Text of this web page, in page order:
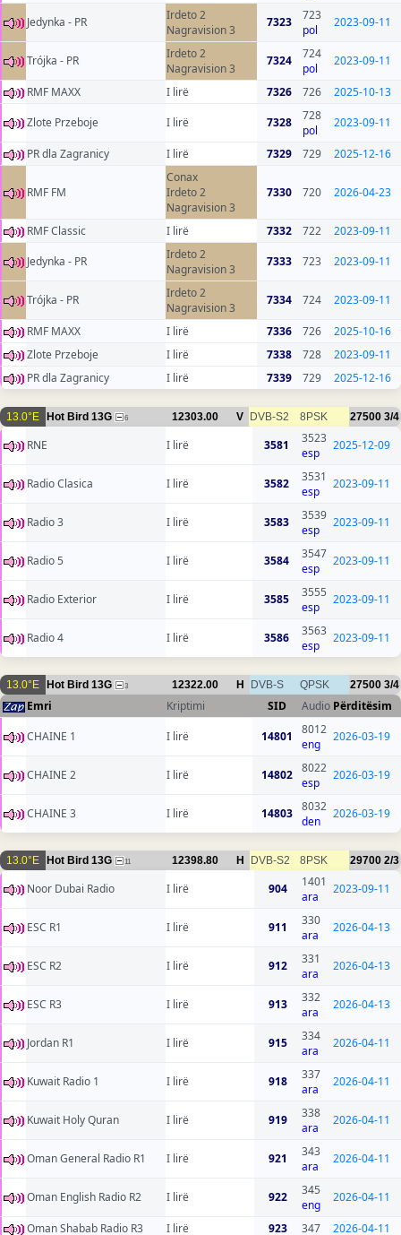
Jedynka - PR
Irdeto 2
Nagravision 3
7323
723
pol
2023-09-11
Trójka - PR
Irdeto 2
Nagravision 3
7324
724
pol
2023-09-11
RMF MAXX I lirë 7326 726
2025-10-13
Zlote Przeboje
I lirë 7328
728
pol
2023-09-11
PR dla Zagranicy I lirë 7329 729 2025-12-16
RMF FM
Conax
Irdeto 2
Nagravision 3
7330 720 2026-04-23
RMF Classic I lirë 7332 722
2023-09-11
Jedynka - PR
Irdeto 2
Nagravision 3
7333 723 2023-09-11
Trójka - PR
Irdeto 2
Nagravision 3
7334 724 2023-09-11
RMF MAXX I lirë 7336 726
2025-10-16
Zlote Przeboje
I lirë 7338 728
2023-09-11
PR dla Zagranicy
I lirë 7339 729 2025-12-16
13.0°E Hot Bird 13G 6 12303.00 V DVB-S2 8PSK 27500 3/4
RNE I lirë 3581
3523
esp
2025-12-09
Radio Clasica I lirë 3582
3531
esp
2023-09-11
Radio 3 I lirë 3583
3539
esp
2023-09-11
Radio 5 I lirë 3584
3547
esp
2023-09-11
Radio Exterior I lirë 3585
3555
esp
2023-09-11
Radio 4 I lirë 3586
3563
esp
2023-09-11
13.0°E Hot Bird 13G 3 12322.00 H DVB-S QPSK 27500 3/4
Emri Kriptimi SID Audio Përditësim
CHAINE 1
I lirë 14801
8012
eng
2026-03-19
CHAINE 2 I lirë 14802
8022
esp
2026-03-19
CHAINE 3 I lirë 14803
8032
den
2026-03-19
13.0°E Hot Bird 13G 11 12398.80 H DVB-S2 8PSK 29700 2/3
Noor Dubai Radio I lirë 904
1401
ara
2023-09-11
ESC R1 I lirë 911
330
ara
2026-04-13
ESC R2 I lirë 912
331
ara
2026-04-13
ESC R3 I lirë 913
332
ara
2026-04-13
Jordan R1 I lirë 915
334
ara
2026-04-11
Kuwait Radio 1 I lirë 918
337
ara
2026-04-11
Kuwait Holy Quran I lirë 919
338
ara
2026-04-11
Oman General Radio R1 I lirë 921
343
ara
2026-04-11
Oman English Radio R2 I lirë 922
345
eng
2026-04-11
Oman Shabab Radio R3 I lirë 923 347 2026-04-11